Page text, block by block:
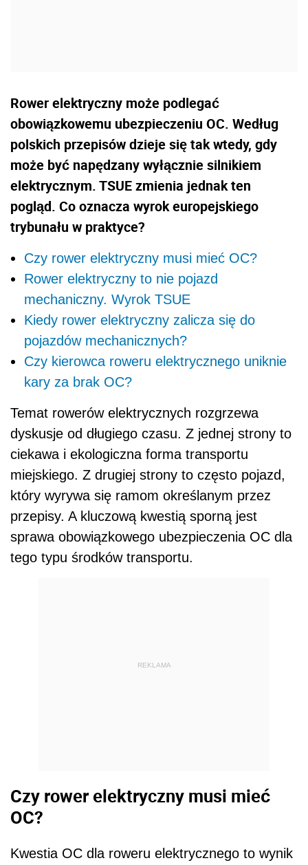
Rower elektryczny może podlegać
obowiązkowemu ubezpieczeniu OC. Według
polskich przepisów dzieje się tak wtedy, gdy
może być napędzany wyłącznie silnikiem
elektrycznym. TSUE zmienia jednak ten
pogląd. Co oznacza wyrok europejskiego
trybunału w praktyce?
Czy rower elektryczny musi mieć OC?
Rower elektryczny to nie pojazd
mechaniczny. Wyrok TSUE
Kiedy rower elektryczny zalicza się do
pojazdów mechanicznych?
Czy kierowca roweru elektrycznego uniknie
kary za brak OC?
Temat rowerów elektrycznych rozgrzewa
dyskusje od długiego czasu. Z jednej strony to
ciekawa i ekologiczna forma transportu
miejskiego. Z drugiej strony to często pojazd,
który wyrywa się ramom określanym przez
przepisy. A kluczową kwestią sporną jest
sprawa obowiązkowego ubezpieczenia OC dla
tego typu środków transportu.
REKLAMA
Czy rower elektryczny musi mieć
OC?
Kwestia OC dla roweru elektrycznego to wynik